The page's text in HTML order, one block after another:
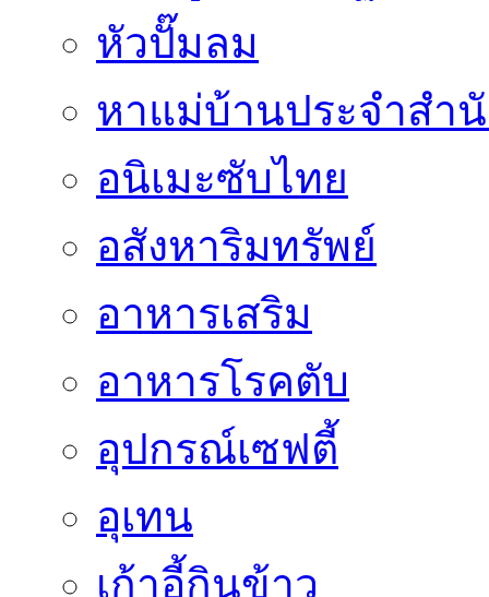
หัวปั๊มลม
หาแม่บ้านประจำสำ
อนิเมะซับไทย
อสังหาริมทรัพย์
อาหารเสริม
อาหารโรคตับ
อุปกรณ์เซฟตี้
อุเทน
เก้าอี้กินข้าว